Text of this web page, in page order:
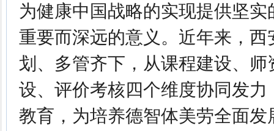
为健康中国战略的实现提供坚
重要而深远的意义。近年来，西
划、多管齐下，从课程建设、师
设、评价考核四个维度协同发
教育，为培养德智体美劳全面